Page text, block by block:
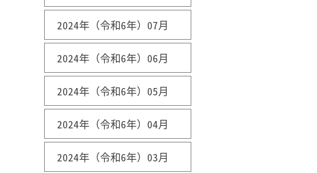
2024年（令和6年）07月
2024年（令和6年）06月
2024年（令和6年）05月
2024年（令和6年）04月
2024年（令和6年）03月